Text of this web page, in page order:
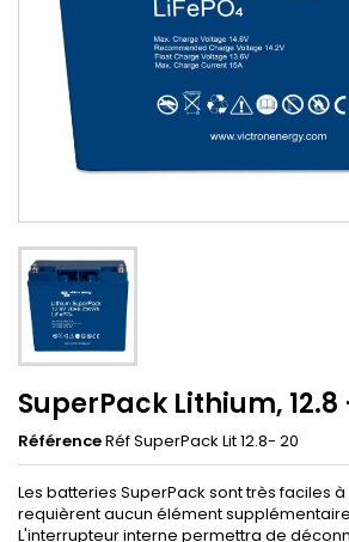
SuperPack Lithium, 12.8
RéférenceRéf SuperPack Lit 12.8- 20
Les batteries SuperPack sont très faciles
requièrent aucun élément
L'interrupteur interne permettra de